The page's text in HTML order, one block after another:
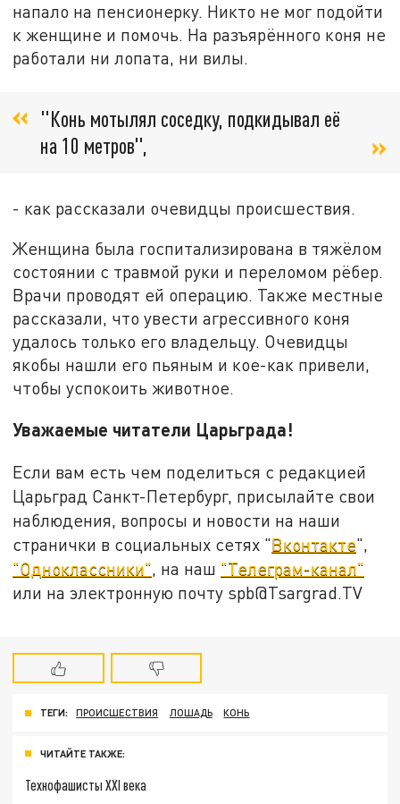
напало на пенсионерку. Никто не мог подойти
к женщине и помочь. На разъярённого коня не
работали ни лопата, ни вилы.
"Конь мотылял соседку, подкидывал её
на 10 метров",
- как рассказали очевидцы происшествия.
Женщина была госпитализирована в тяжёлом
состоянии с травмой руки и переломом рёбер.
Врачи проводят ей операцию. Также местные
рассказали, что увести агрессивного коня
удалось только его владельцу. Очевидцы
якобы нашли его пьяным и кое-как привели,
чтобы успокоить животное.
Уважаемые читатели Царьграда!
Если вам есть чем поделиться с редакцией
Царьград Санкт-Петербург, присылайте свои
наблюдения, вопросы и новости на наши
странички в социальных сетях "Вконтакте",
"Одноклассники", на наш "Телеграм-канал"
или на электронную почту spb@Tsargrad.TV
ТЕГИ: ПРОИСШЕСТВИЯ ЛОШАДЬ КОНЬ
ЧИТАЙТЕ ТАКЖЕ:
Технофашисты XXI века